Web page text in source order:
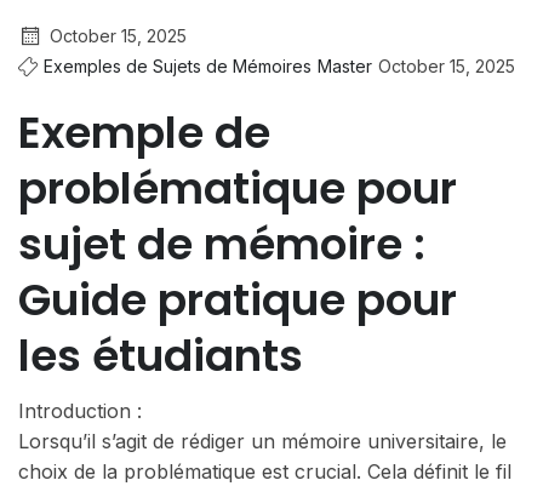
October 15, 2025
Exemples de Sujets de Mémoires Master October 15, 2025
Exemple de
problématique pour
sujet de mémoire :
Guide pratique pour
les étudiants
Introduction :
Lorsqu’il s’agit de rédiger un mémoire universitaire, le
choix de la problématique est crucial. Cela définit le fil